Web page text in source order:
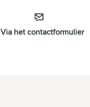
Via het contactformulier